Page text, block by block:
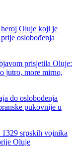
Oluje koji je
oslobođenja
prisjetila Oluje:
jutro, more mirno,
do oslobođenja
pukovnije u
srpskih vojnika
Oluje